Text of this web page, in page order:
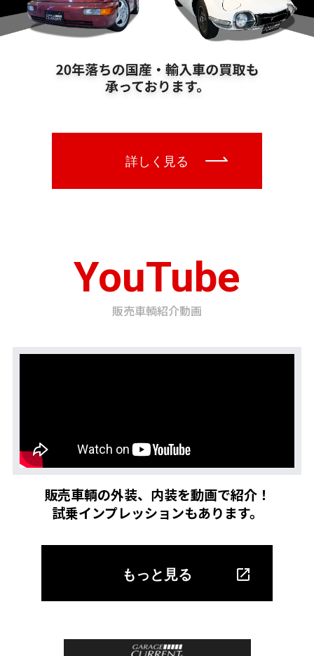
YouTube
販売車輌紹介動画
販売車輌の外装、内装を動画で紹介！
試乗インプレッションもあります。
もっと見る